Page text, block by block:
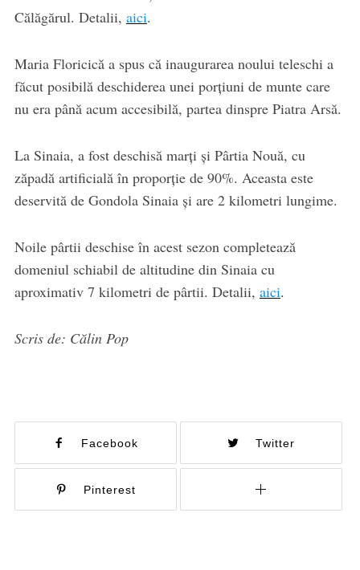
Călăgărul. Detalii, aici.
Maria Floricică a spus că inaugurarea noului teleschi a
făcut posibilă deschiderea unei porțiuni de munte care
nu era până acum accesibilă, partea dinspre Piatra Arsă.
La Sinaia, a fost deschisă marți și Pârtia Nouă, cu
zăpadă artificială în proporție de 90%. Aceasta este
deservită de Gondola Sinaia și are 2 kilometri lungime.
Noile pârtii deschise în acest sezon completează
domeniul schiabil de altitudine din Sinaia cu
aproximativ 7 kilometri de pârtii. Detalii, aici.
Scris de: Călin Pop
Facebook Twitter
Pinterest